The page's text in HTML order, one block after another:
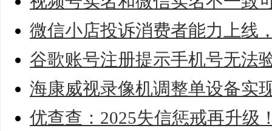
微信小店投诉消费者能力上线
谷歌账号注册提示手机号无法
海康威视录像机调整单设备实
优查查：2025失信惩戒再升级